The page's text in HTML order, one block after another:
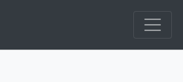
en Intelligence